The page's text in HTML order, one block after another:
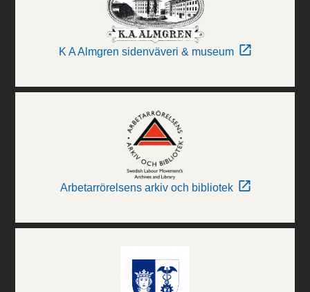
K A Almgren sidenväveri & museum
Arbetarrörelsens arkiv och bibliotek